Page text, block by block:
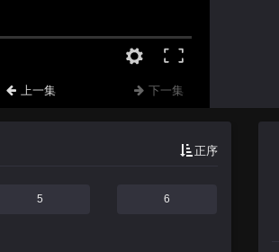
上一集 下一集
正序
5 6